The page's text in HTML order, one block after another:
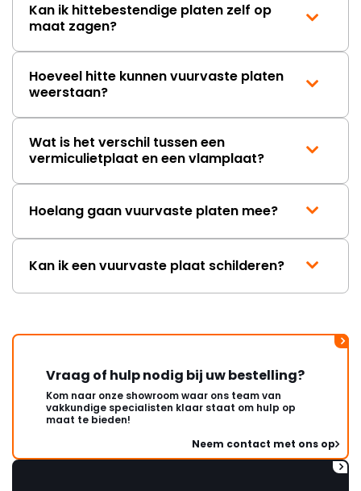
Kan ik hittebestendige platen zelf op
maat zagen?
Hoeveel hitte kunnen vuurvaste platen
weerstaan?
Wat is het verschil tussen een
vermiculietplaat en een vlamplaat?
Hoelang gaan vuurvaste platen mee?
Kan ik een vuurvaste plaat schilderen?
Vraag of hulp nodig bij uw bestelling?
Kom naar onze showroom waar ons team van
vakkundige specialisten klaar staat om hulp op
maat te bieden!
Neem contact met ons op